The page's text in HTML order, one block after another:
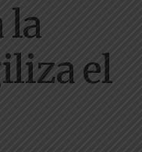
la
el